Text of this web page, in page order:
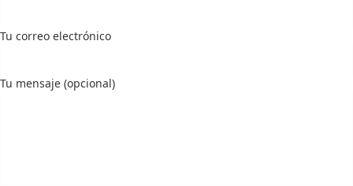
Tu correo electrónico
Tu mensaje (opcional)